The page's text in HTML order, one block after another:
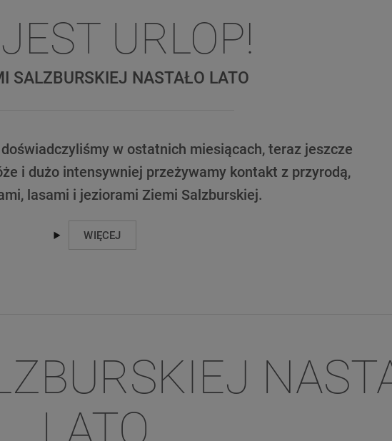
URLOP!
SALZBURSKIEJ NASTAŁO LATO
w ostatnich miesiącach, teraz jeszcze
i dużo intensywniej przeżywamy kontakt z przyrodą,
lasami i jeziorami Ziemi Salzburskiej.
WIĘCEJ
LATO